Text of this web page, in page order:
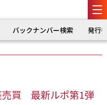
バックナンバー検索 発行
売買 最新ルポ第1弾